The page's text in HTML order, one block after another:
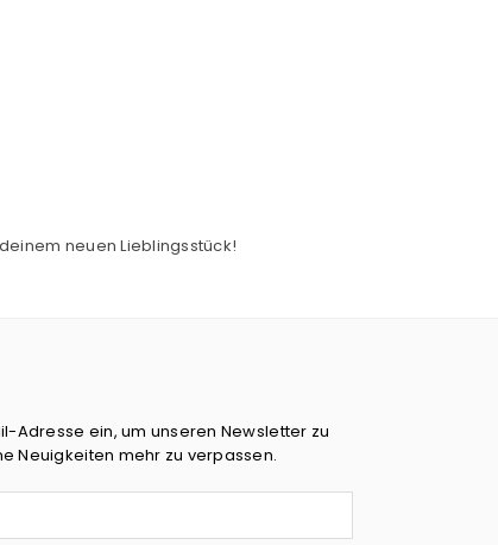
neuen Lieblingsstück!
Adresse ein, um unseren Newsletter zu
Neuigkeiten mehr zu verpassen.